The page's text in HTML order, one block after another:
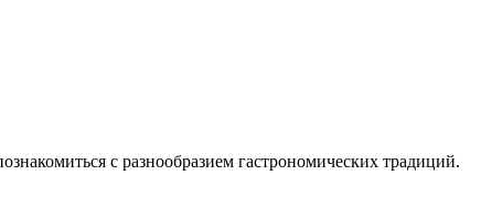
с разнообразием гастрономических традиций.